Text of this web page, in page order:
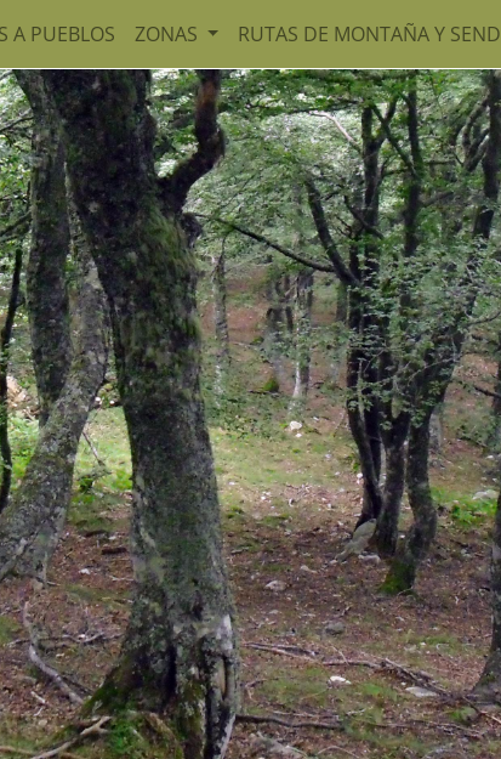
A PUEBLOS ZONAS RUTAS DE MONTAÑA Y